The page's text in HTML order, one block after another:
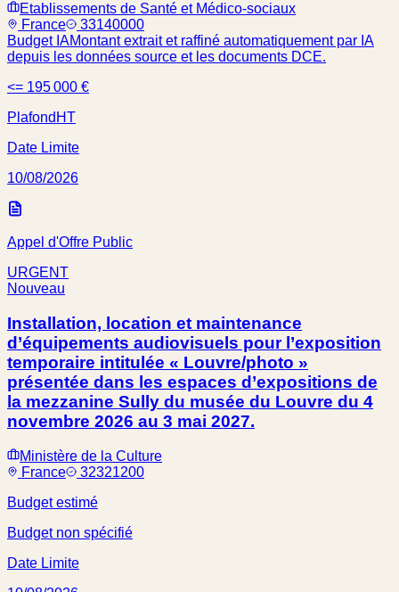
Etablissements de Santé et Médico-sociaux
France
33140000
Budget IAMontant extrait et raffiné automatiquement par IA
depuis les données source et les documents DCE.
<= 195 000 €
Plafond HT
Date Limite
10/08/2026
Appel d'Offre Public
URGENT
Nouveau
Installation, location et maintenance
d’équipements audiovisuels pour l’exposition
temporaire intitulée « Louvre/photo »
présentée dans les espaces d’expositions de
la mezzanine Sully du musée du Louvre du 4
novembre 2026 au 3 mai 2027.
Ministère de la Culture
France
32321200
Budget estimé
Budget non spécifié
Date Limite